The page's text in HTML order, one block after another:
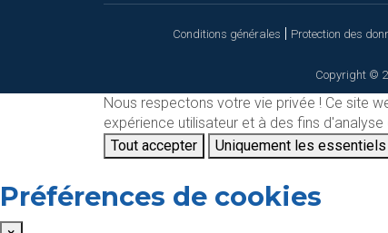
Conditions générales | Protection des
Copyright ©
Nous respectons votre vie privée ! Ce site
expérience utilisateur et à des fins
Tout accepter
Uniquement les essentiels
Préférences de cookies